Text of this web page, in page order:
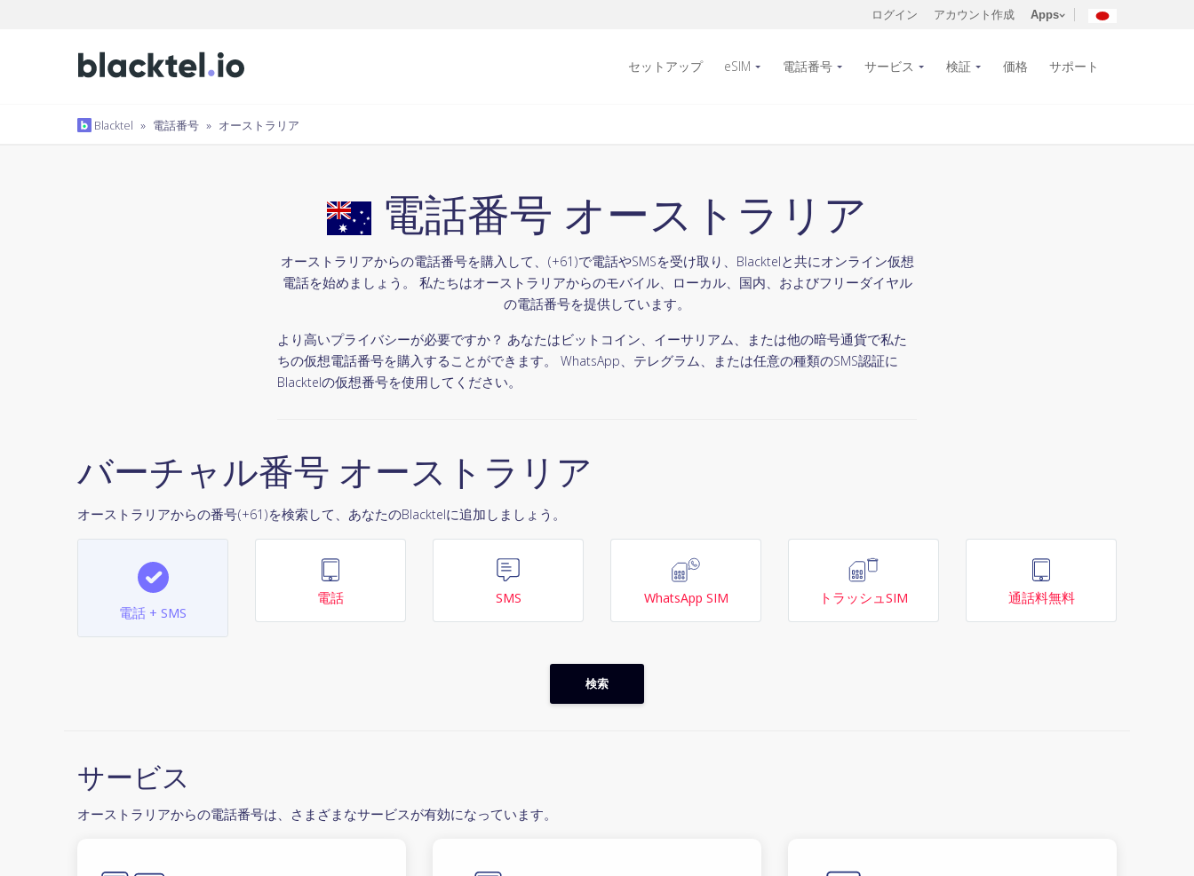
ログイン アカウント作成 Apps
セットアップ eSIM 電話番号 サービス 検証 価格 サポート
Blacktel » 電話番号 » オーストラリア
電話番号 オーストラリア
オーストラリアからの電話番号を購入して、(+61)で電話やSMSを受け取り、Blacktelと共にオンライン仮想
電話を始めましょう。 私たちはオーストラリアからのモバイル、ローカル、国内、およびフリーダイヤル
の電話番号を提供しています。
より高いプライバシーが必要ですか？ あなたはビットコイン、イーサリアム、または他の暗号通貨で私た
ちの仮想電話番号を購入することができます。 WhatsApp、テレグラム、または任意の種類のSMS認証に
Blacktelの仮想番号を使用してください。
バーチャル番号 オーストラリア
オーストラリアからの番号(+61)を検索して、あなたのBlacktelに追加しましょう。
電話 + SMS
電話 SMS WhatsApp SIM トラッシュSIM 通話料無料
検索
サービス
オーストラリアからの電話番号は、さまざまなサービスが有効になっています。